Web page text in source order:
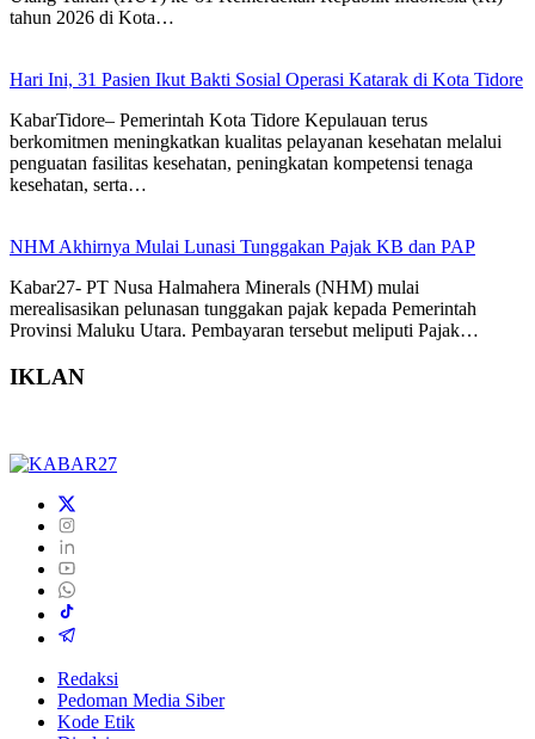
tahun 2026 di Kota…
Hari Ini, 31 Pasien Ikut Bakti Sosial Operasi Katarak di Kota Tidore
KabarTidore– Pemerintah Kota Tidore Kepulauan terus
berkomitmen meningkatkan kualitas pelayanan kesehatan melalui
penguatan fasilitas kesehatan, peningkatan kompetensi tenaga
kesehatan, serta…
NHM Akhirnya Mulai Lunasi Tunggakan Pajak KB dan PAP
Kabar27- PT Nusa Halmahera Minerals (NHM) mulai
merealisasikan pelunasan tunggakan pajak kepada Pemerintah
Provinsi Maluku Utara. Pembayaran tersebut meliputi Pajak…
IKLAN
Redaksi
Pedoman Media Siber
Kode Etik